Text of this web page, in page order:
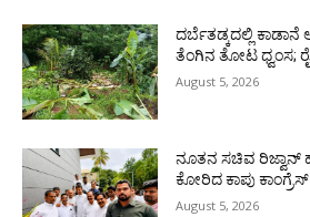
ದರ್ಬೆತಡ್ಕದಲ್ಲಿ ಕಾಡಾನೆ
ತೆಂಗಿನ ತೋಟ ಧ್ವಂಸ;
August 5, 2026
ನೂತನ ಸಚಿವ
ಕೋರಿದ ಕಾಪು
August 5, 2026